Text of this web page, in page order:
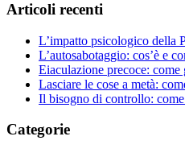
Articoli recenti
L’impatto psicologico della
L’autosabotaggio: cos’è e
Eiaculazione precoce: come
Lasciare le cose a metà:
Il bisogno di controllo:
Categorie